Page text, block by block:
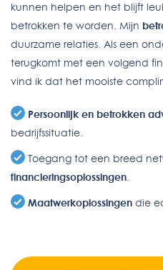
kunnen helpen en het blijft
betrokken te worden. Mijn
duurzame relaties. Als een
terugkomt met een volgend
vind ik dat het mooiste
Persoonlijk en betrokken
bedrijfssituatie.
Toegang tot een breed
financieringsoplossingen.
Maatwerkoplossingen die